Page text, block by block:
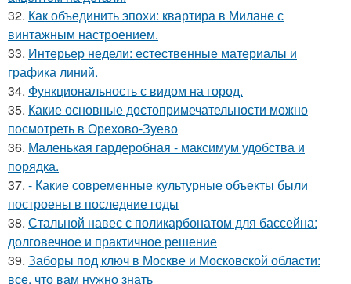
32. Как объединить эпохи: квартира в Милане с
винтажным настроением.
33. Интерьер недели: естественные материалы и
графика линий.
34. Функциональность с видом на город.
35. Какие основные достопримечательности можно
посмотреть в Орехово-Зуево
36. Маленькая гардеробная - максимум удобства и
порядка.
37. - Какие современные культурные объекты были
построены в последние годы
38. Стальной навес с поликарбонатом для бассейна:
долговечное и практичное решение
39. Заборы под ключ в Москве и Московской области:
все, что вам нужно знать